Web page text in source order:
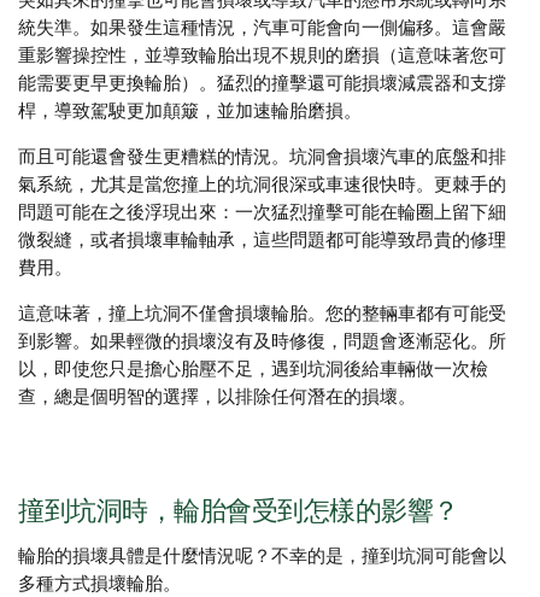
統失準。如果發生這種情況，汽車可能會向一側偏移。這會嚴
重影響操控性，並導致輪胎出現不規則的磨損（這意味著您可
能需要更早更換輪胎）。猛烈的撞擊還可能損壞減震器和支撐
桿，導致駕駛更加顛簸，並加速輪胎磨損。
而且可能還會發生更糟糕的情況。坑洞會損壞汽車的底盤和排
氣系統，尤其是當您撞上的坑洞很深或車速很快時。更棘手的
問題可能在之後浮現出來：一次猛烈撞擊可能在輪圈上留下細
微裂縫，或者損壞車輪軸承，這些問題都可能導致昂貴的修理
費用。
這意味著，撞上坑洞不僅會損壞輪胎。您的整輛車都有可能受
到影響。如果輕微的損壞沒有及時修復，問題會逐漸惡化。所
以，即使您只是擔心胎壓不足，遇到坑洞後給車輛做一次檢
查，總是個明智的選擇，以排除任何潛在的損壞。
撞到坑洞時，輪胎會受到怎樣的影響？
輪胎的損壞具體是什麼情況呢？不幸的是，撞到坑洞可能會以
多種方式損壞輪胎。